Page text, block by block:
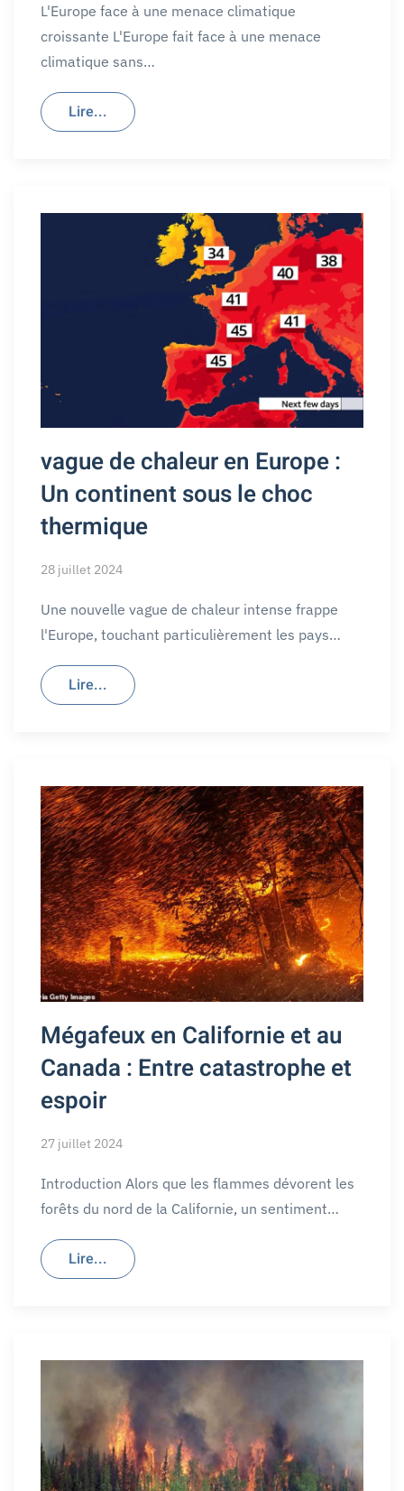
L'Europe face à une menace climatique
croissante L'Europe fait face à une menace
climatique sans…
Lire...
vague de chaleur en Europe :
Un continent sous le choc
thermique
28 juillet 2024
Une nouvelle vague de chaleur intense frappe
l'Europe, touchant particulièrement les pays…
Lire...
Mégafeux en Californie et au
Canada : Entre catastrophe et
espoir
27 juillet 2024
Introduction Alors que les flammes dévorent les
forêts du nord de la Californie, un sentiment…
Lire...